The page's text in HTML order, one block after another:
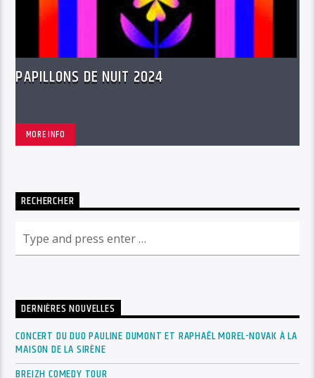
PAPILLONS DE NUIT 2024
MORE INFO
RECHERCHER
DERNIÈRES NOUVELLES
CONCERT DU DUO PAULINE DUMONT ET RAPHAËL MOREL-NOVAK À LA
MAISON DE LA SIRÈNE
BREIZH COMEDY TOUR